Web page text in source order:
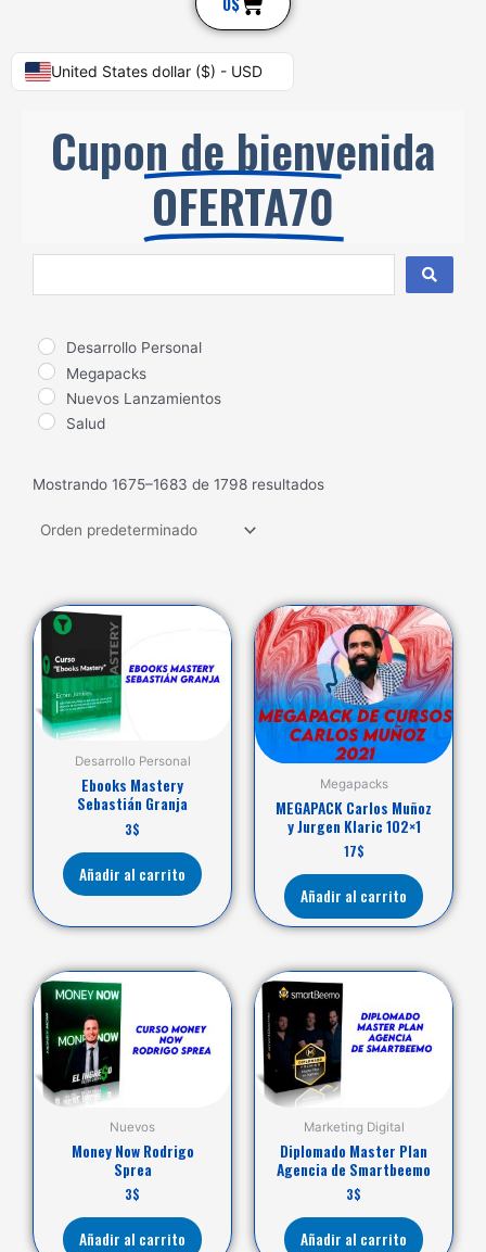
United States dollar ($) - USD
Cupon de bienvenida
OFERTA70
Desarrollo Personal
Megapacks
Nuevos Lanzamientos
Salud
Mostrando 1675–1683 de 1798 resultados
Desarrollo Personal
Ebooks Mastery
Sebastián Granja
3$
Añadir al carrito
Megapacks
MEGAPACK Carlos Muñoz
y Jurgen Klaric 102×1
17$
Añadir al carrito
Nuevos
Money Now Rodrigo
Sprea
3$
Añadir al carrito
Marketing Digital
Diplomado Master Plan
Agencia de Smartbeemo
3$
Añadir al carrito